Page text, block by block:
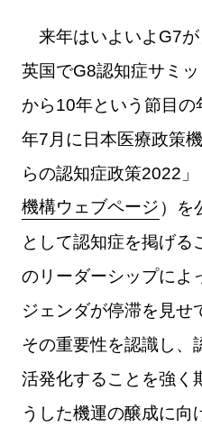
来年はいよいよG7が
英国でG8認知症サミ
から10年という節目
年7月に日本医療政策
らの認知症政策2022」
機構ウェブページ ）を
として認知症を掲げる
のリーダーシップによ
ジェンダが停滞を見せ
その重要性を認識し、
活発化することを強く
うした機運の醸成に向